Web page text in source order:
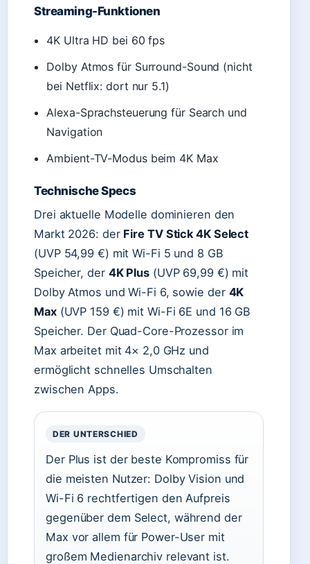
Streaming-Funktionen
4K Ultra HD bei 60 fps
Dolby Atmos für Surround-Sound (nicht
bei Netflix: dort nur 5.1)
Alexa-Sprachsteuerung für Search und
Navigation
Ambient-TV-Modus beim 4K Max
Technische Specs
Drei aktuelle Modelle dominieren den
Markt 2026: der Fire TV Stick 4K Select
(UVP 54,99 €) mit Wi-Fi 5 und 8 GB
Speicher, der 4K Plus(UVP 69,99 €) mit
Dolby Atmos und Wi-Fi 6, sowie der 4K
Max(UVP 159 €) mit Wi-Fi 6E und 16 GB
Speicher. Der Quad-Core-Prozessor im
Max arbeitet mit 4× 2,0 GHz und
ermöglicht schnelles Umschalten
zwischen Apps.
DER UNTERSCHIED
Der Plus ist der beste Kompromiss für
die meisten Nutzer: Dolby Vision und
Wi-Fi 6 rechtfertigen den Aufpreis
gegenüber dem Select, während der
Max vor allem für Power-User mit
großem Medienarchiv relevant ist.